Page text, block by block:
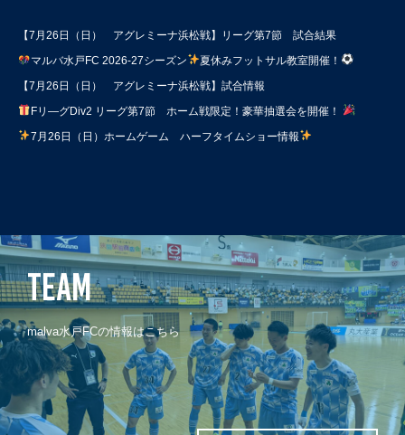
【7月26日（日） アグレミーナ浜松戦】リーグ第7節 試合結果
マルバ水戸FC 2026-27シーズン
夏休みフットサル教室開催！
【7月26日（日） アグレミーナ浜松戦】試合情報
Fリ―グDiv2 リーグ第7節 ホーム戦限定！豪華抽選会を開催！
7月26日（日）ホームゲーム ハーフタイムショー情報
TEAM
malva水戸FCの情報はこちら